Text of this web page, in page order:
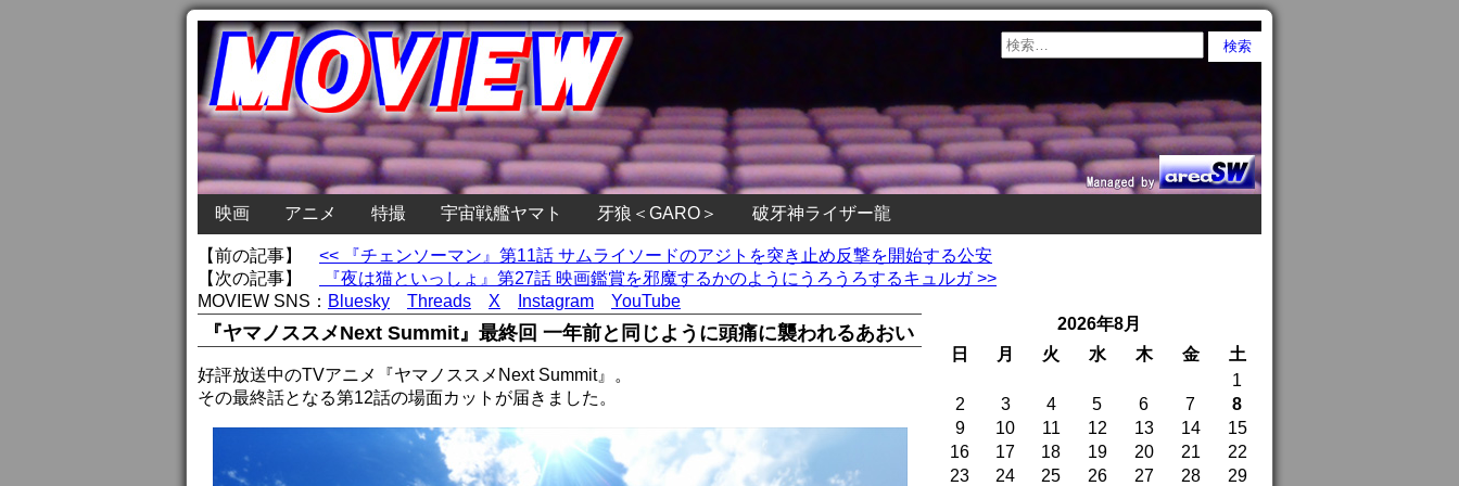
映画 アニメ 特撮 宇宙戦艦ヤマト 牙狼＜GARO＞ 破牙神ライザー龍
【前の記事】 << 『チェンソーマン』第11話 サムライソードのアジトを突き止め反撃を開始する公安
【次の記事】
『夜は猫といっしょ』第27話 映画鑑賞を邪魔するかのようにうろうろするキュルガ >>
MOVIEW SNS： Bluesky Threads X Instagram YouTube
『ヤマノススメNext Summit』最終回 一年前と同じように頭痛に襲われるあおい
好評放送中のTVアニメ『ヤマノススメNext Summit』。
その最終話となる第12話の場面カットが届きました。
2026年8月
日
月 火 水 木 金
土
1
2
3 4 5 6 7
8
9
10 11 12 13 14
15
16
17 18 19 20 21
22
23
24 25 26 27 28 29